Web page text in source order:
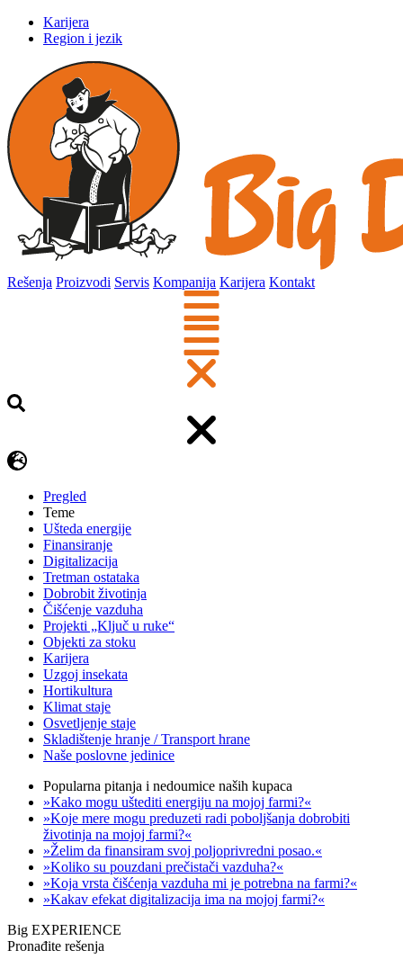
Karijera
Region i jezik
Rešenja Proizvodi Servis Kompanija Karijera Kontakt
Pregled
Teme
Ušteda energije
Finansiranje
Digitalizacija
Tretman ostataka
Dobrobit životinja
Čišćenje vazduha
Projekti „Ključ u ruke“
Objekti za stoku
Karijera
Uzgoj insekata
Hortikultura
Klimat staje
Osvetljenje staje
Skladištenje hranje / Transport hrane
Naše poslovne jedinice
Popularna pitanja i nedoumice naših kupaca
»Kako mogu uštediti energiju na mojoj farmi?«
»Koje mere mogu preduzeti radi poboljšanja dobrobiti
životinja na mojoj farmi?«
»Želim da finansiram svoj poljoprivredni posao.«
»Koliko su pouzdani prečistači vazduha?«
»Koja vrsta čišćenja vazduha mi je potrebna na farmi?«
»Kakav efekat digitalizacija ima na mojoj farmi?«
Big EXPERIENCE
Pronađite rešenja